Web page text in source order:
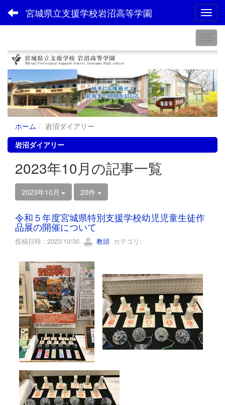
宮城県立支援学校岩沼高等学園
ホーム
岩沼ダイアリー
岩沼ダイアリー
2023年10月の記事一覧
2023年10月 20件
令和５年度宮城県特別支援学校幼児児童生徒作
品展の開催について
投稿日時 : 2023/10/30 教頭 カテゴリ: